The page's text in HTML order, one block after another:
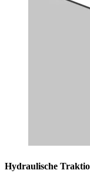
Hydraulische